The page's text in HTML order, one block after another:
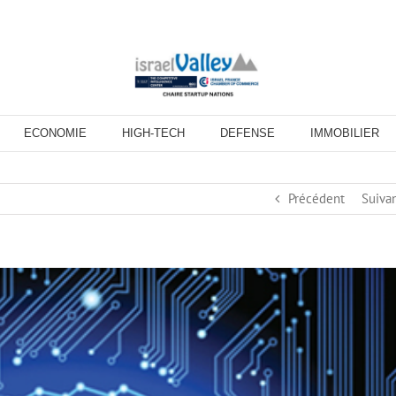
ECONOMIE HIGH-TECH DEFENSE IMMOBILIER
Précédent